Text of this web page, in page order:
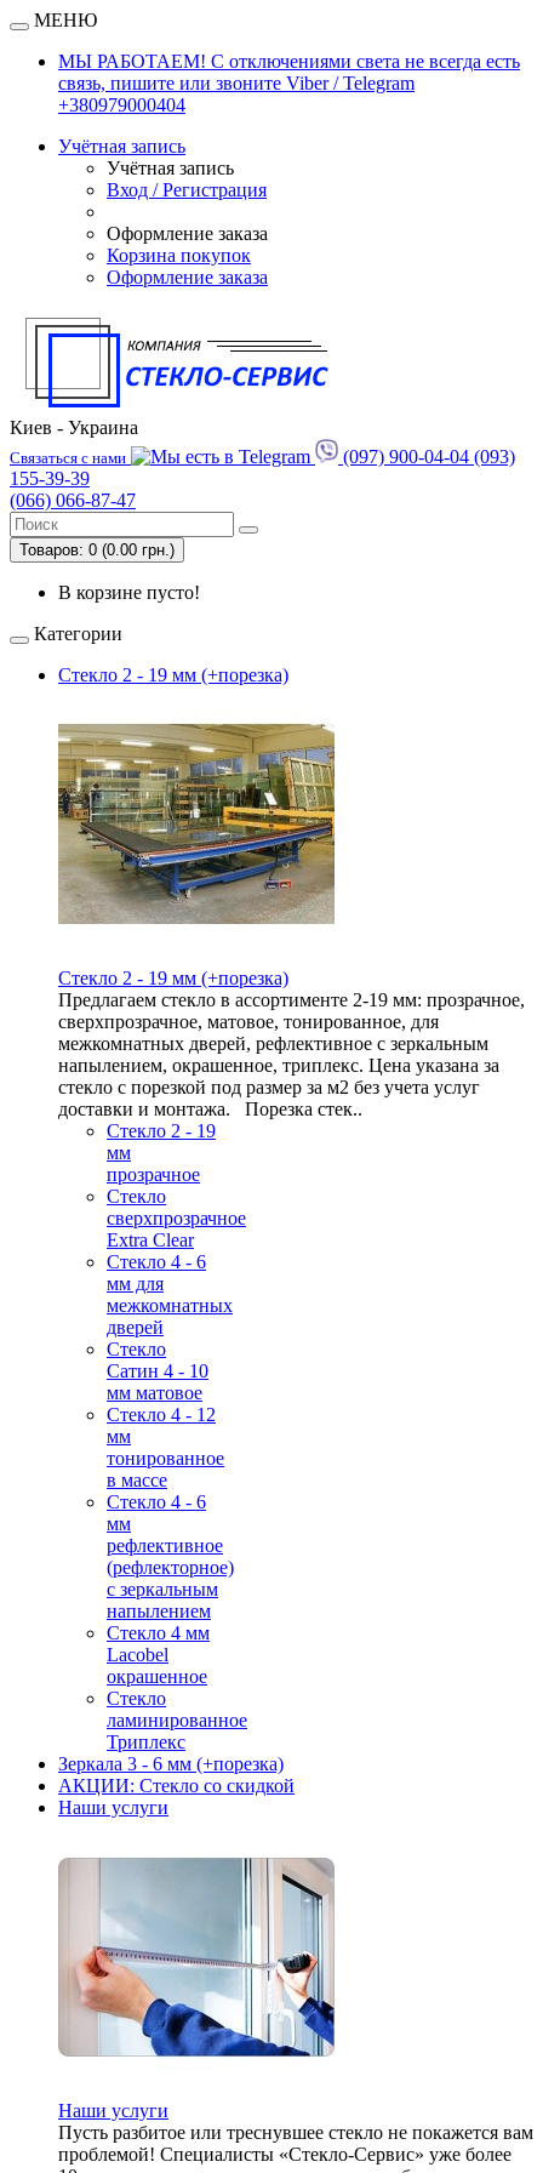
МЕНЮ
МЫ РАБОТАЕМ! С отключениями света не всегда есть
связь, пишите или звоните Viber / Telegram
+380979000404
Учётная запись
Учётная запись
Вход / Регистрация
Оформление заказа
Корзина покупок
Оформление заказа
Киев - Украина
Связаться с нами (097) 900-04-04 (093)
155-39-39
(066) 066-87-47
Товаров: 0 (0.00 грн.)
В корзине пусто!
Категории
Стекло 2 - 19 мм (+порезка)
Стекло 2 - 19 мм (+порезка)
Предлагаем стекло в ассортименте 2-19 мм: прозрачное,
сверхпрозрачное, матовое, тонированное, для
межкомнатных дверей, рефлективное с зеркальным
напылением, окрашенное, триплекс. Цена указана за
стекло с порезкой под размер за м2 без учета услуг
доставки и монтажа. Порезка стек..
Стекло 2 - 19
мм
прозрачное
Стекло
сверхпрозрачное
Extra Clear
Стекло 4 - 6
мм для
межкомнатных
дверей
Стекло
Сатин 4 - 10
мм матовое
Стекло 4 - 12
мм
тонированное
в массе
Стекло 4 - 6
мм
рефлективное
(рефлекторное)
с зеркальным
напылением
Стекло 4 мм
Lacobel
окрашенное
Стекло
ламинированное
Триплекс
Зеркала 3 - 6 мм (+порезка)
АКЦИИ: Стекло со скидкой
Наши услуги
Наши услуги
Пусть разбитое или треснувшее стекло не покажется вам
проблемой! Специалисты «Стекло-Сервис» уже более